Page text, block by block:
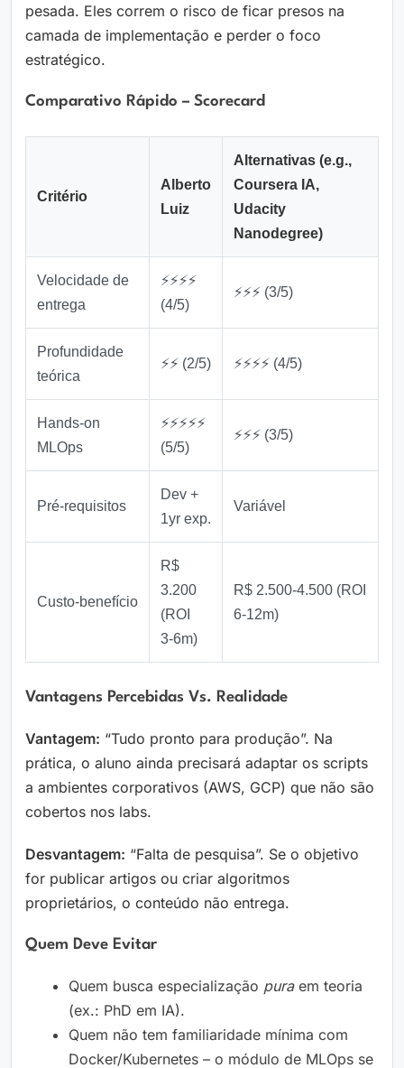
pesada. Eles correm o risco de ficar presos na
camada de implementação e perder o foco
estratégico.
Comparativo Rápido – Scorecard
Critério
Alberto
Luiz
Alternativas (e.g.,
Coursera IA,
Udacity
Nanodegree)
Velocidade de
entrega
⚡⚡⚡⚡
(4/5)
⚡⚡⚡ (3/5)
Profundidade
teórica
⚡⚡ (2/5) ⚡⚡⚡⚡ (4/5)
Hands‑on
MLOps
⚡⚡⚡⚡⚡
(5/5)
⚡⚡⚡ (3/5)
Pré‑requisitos
Dev +
1yr exp.
Variável
Custo‑benefício
R$
3.200
(ROI
3‑6m)
R$ 2.500‑4.500 (ROI
6‑12m)
Vantagens Percebidas Vs. Realidade
Vantagem: “Tudo pronto para produção”. Na
prática, o aluno ainda precisará adaptar os scripts
a ambientes corporativos (AWS, GCP) que não são
cobertos nos labs.
Desvantagem: “Falta de pesquisa”. Se o objetivo
for publicar artigos ou criar algoritmos
proprietários, o conteúdo não entrega.
Quem Deve Evitar
Quem busca especialização puraem teoria
(ex.: PhD em IA).
Quem não tem familiaridade mínima com
Docker/Kubernetes – o módulo de MLOps se